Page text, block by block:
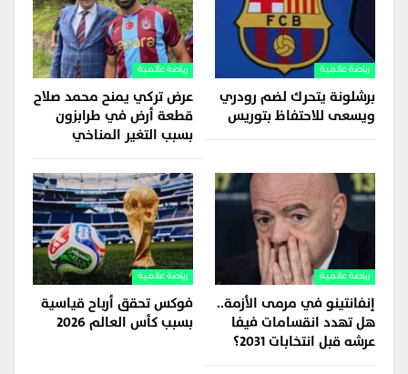
رياضة عالمية
برشلونة يتحرك لضم رودري
ويسعى للاحتفاظ بتوريس
رياضة عالمية
عرض تركي يمنح محمد صلاح
قطعة أرض في طرابزون
بسبب التغير المناخي
رياضة عالمية
إنفانتينو في مرمى الأزمة..
هل تهدد انقسامات فيفا
عرشه قبل انتخابات 2031؟
رياضة عالمية
فوكس تحقق أرباح قياسية
بسبب كأس العالم 2026